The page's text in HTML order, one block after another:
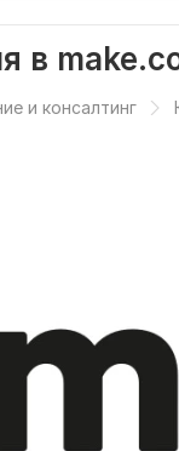
в
и консалтинг